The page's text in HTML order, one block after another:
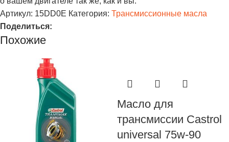
Артикул: 15DD0E Категория: Трансмиссионные масла
Поделиться:
Похожие
Масло для
трансмиссии Castrol
universal 75w-90